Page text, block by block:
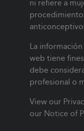
ni refiere a
La
web tiene
debe
profesional o
View our
our Notice of